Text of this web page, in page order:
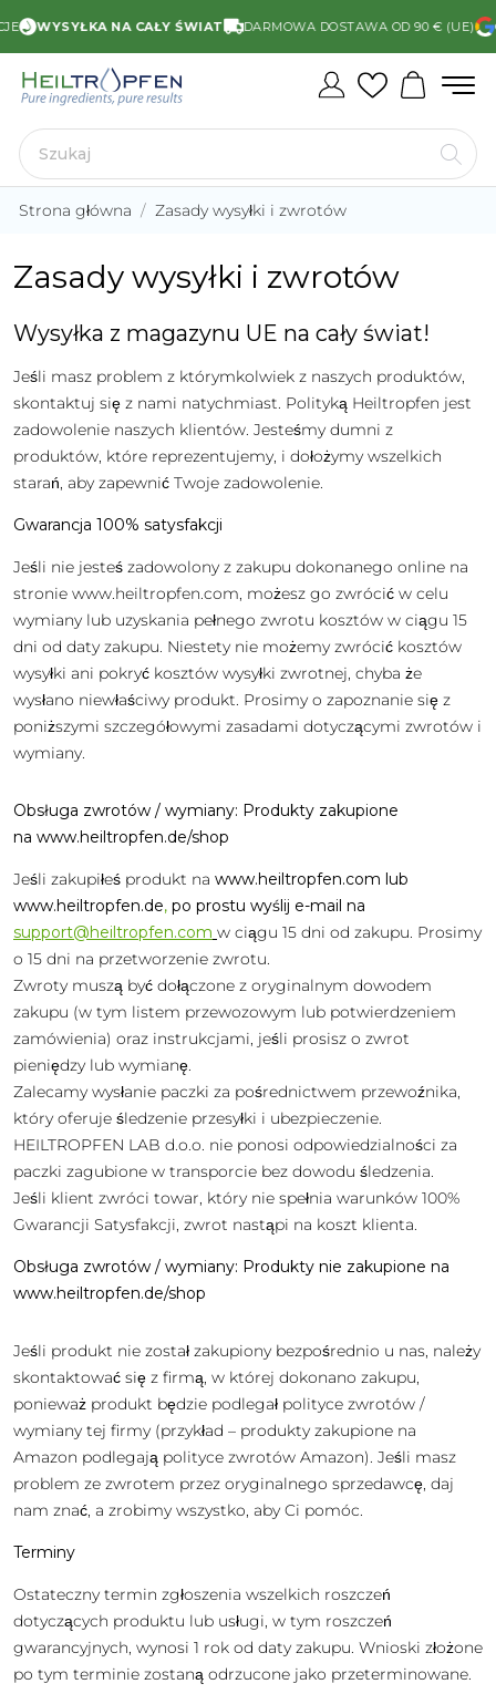
WYSYŁKA NA CAŁY ŚWIAT DARMOWA DOSTAWA OD 90 € (UE)
Strona główna Zasady wysyłki i zwrotów
Zasady wysyłki i zwrotów
Wysyłka z magazynu UE na cały świat!
Jeśli masz problem z którymkolwiek z naszych produktów,
skontaktuj się z nami natychmiast. Polityką Heiltropfen jest
zadowolenie naszych klientów. Jesteśmy dumni z
produktów, które reprezentujemy, i dołożymy wszelkich
starań, aby zapewnić Twoje zadowolenie.
Gwarancja 100% satysfakcji
Jeśli nie jesteś zadowolony z zakupu dokonanego online na
stronie www.heiltropfen.com, możesz go zwrócić w celu
wymiany lub uzyskania pełnego zwrotu kosztów w ciągu 15
dni od daty zakupu. Niestety nie możemy zwrócić kosztów
wysyłki ani pokryć kosztów wysyłki zwrotnej, chyba że
wysłano niewłaściwy produkt. Prosimy o zapoznanie się z
poniższymi szczegółowymi zasadami dotyczącymi zwrotów i
wymiany.
Obsługa zwrotów / wymiany: Produkty zakupione
na www.heiltropfen.de/shop
Jeśli zakupiłeś produkt na www.heiltropfen.com lub
www.heiltropfen.de, po prostu wyślij e-mail na
support@heiltropfen.com w ciągu 15 dni od zakupu. Prosimy
o 15 dni na przetworzenie zwrotu.
Zwroty muszą być dołączone z oryginalnym dowodem
zakupu (w tym listem przewozowym lub potwierdzeniem
zamówienia) oraz instrukcjami, jeśli prosisz o zwrot
pieniędzy lub wymianę.
Zalecamy wysłanie paczki za pośrednictwem przewoźnika,
który oferuje śledzenie przesyłki i ubezpieczenie.
HEILTROPFEN LAB d.o.o. nie ponosi odpowiedzialności za
paczki zagubione w transporcie bez dowodu śledzenia.
Jeśli klient zwróci towar, który nie spełnia warunków 100%
Gwarancji Satysfakcji, zwrot nastąpi na koszt klienta.
Obsługa zwrotów / wymiany: Produkty nie zakupione na
www.heiltropfen.de/shop
Jeśli produkt nie został zakupiony bezpośrednio u nas, należy
skontaktować się z firmą, w której dokonano zakupu,
ponieważ produkt będzie podlegał polityce zwrotów /
wymiany tej firmy (przykład – produkty zakupione na
Amazon podlegają polityce zwrotów Amazon). Jeśli masz
problem ze zwrotem przez oryginalnego sprzedawcę, daj
nam znać, a zrobimy wszystko, aby Ci pomóc.
Terminy
Ostateczny termin zgłoszenia wszelkich roszczeń
dotyczących produktu lub usługi, w tym roszczeń
gwarancyjnych, wynosi 1 rok od daty zakupu. Wnioski złożone
po tym terminie zostaną odrzucone jako przeterminowane.